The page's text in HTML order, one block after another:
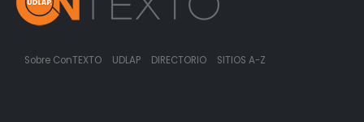
Sobre ConTEXTO UDLAP DIRECTORIO SITIOS A-Z